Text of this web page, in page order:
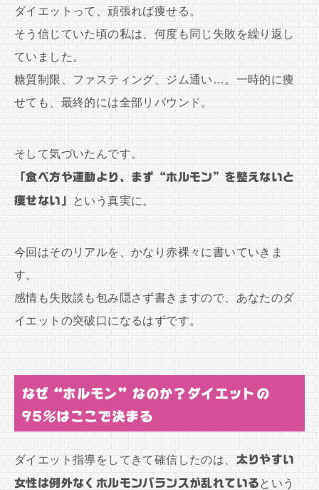
ダイエットって、頑張れば痩せる。
そう信じていた頃の私は、何度も同じ失敗を繰り返し
ていました。
糖質制限、ファスティング、ジム通い…。一時的に痩
せても、最終的には全部リバウンド。
そして気づいたんです。
「食べ方や運動より、まず“ホルモン”を整えないと
痩せない」 という真実に。
今回はそのリアルを、かなり赤裸々に書いていきま
す。
感情も失敗談も包み隠さず書きますので、あなたのダ
イエットの突破口になるはずです。
なぜ“ホルモン”なのか？ダイエットの
95％はここで決まる
ダイエット指導をしてきて確信したのは、 太りやすい
女性は例外なくホルモンバランスが乱れているという